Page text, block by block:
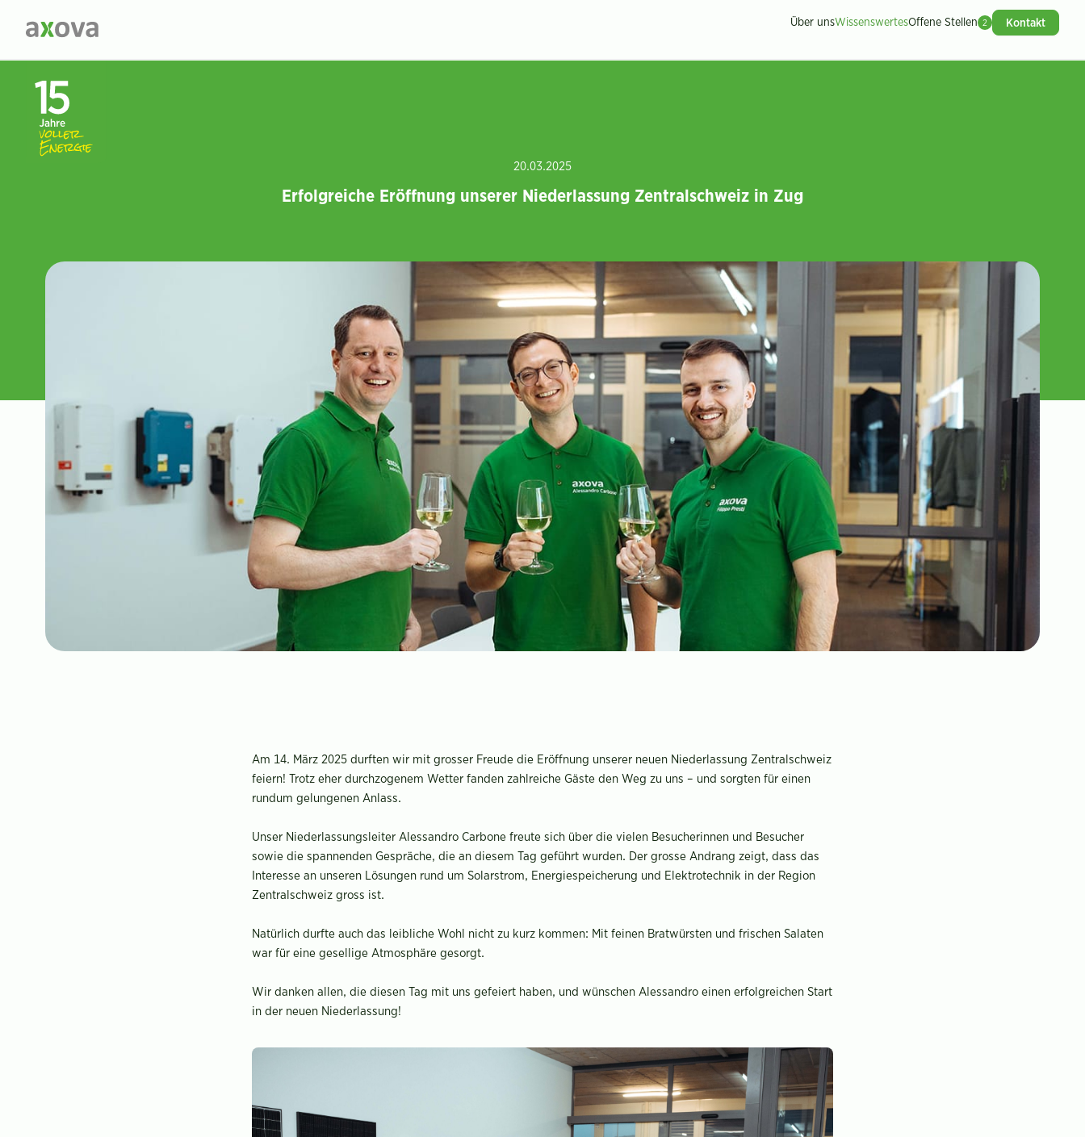
Über unsWissenswertesOffene Stellen 2 Kontakt
20.03.2025
Erfolgreiche Eröffnung unserer Niederlassung Zentralschweiz in Zug
Am 14. März 2025 durften wir mit grosser Freude die Eröffnung unserer neuen Niederlassung Zentralschweiz
feiern! Trotz eher durchzogenem Wetter fanden zahlreiche Gäste den Weg zu uns – und sorgten für einen
rundum gelungenen Anlass.
Unser Niederlassungsleiter Alessandro Carbone freute sich über die vielen Besucherinnen und Besucher
sowie die spannenden Gespräche, die an diesem Tag geführt wurden. Der grosse Andrang zeigt, dass das
Interesse an unseren Lösungen rund um Solarstrom, Energiespeicherung und Elektrotechnik in der Region
Zentralschweiz gross ist.
Natürlich durfte auch das leibliche Wohl nicht zu kurz kommen: Mit feinen Bratwürsten und frischen Salaten
war für eine gesellige Atmosphäre gesorgt.
Wir danken allen, die diesen Tag mit uns gefeiert haben, und wünschen Alessandro einen erfolgreichen Start
in der neuen Niederlassung!